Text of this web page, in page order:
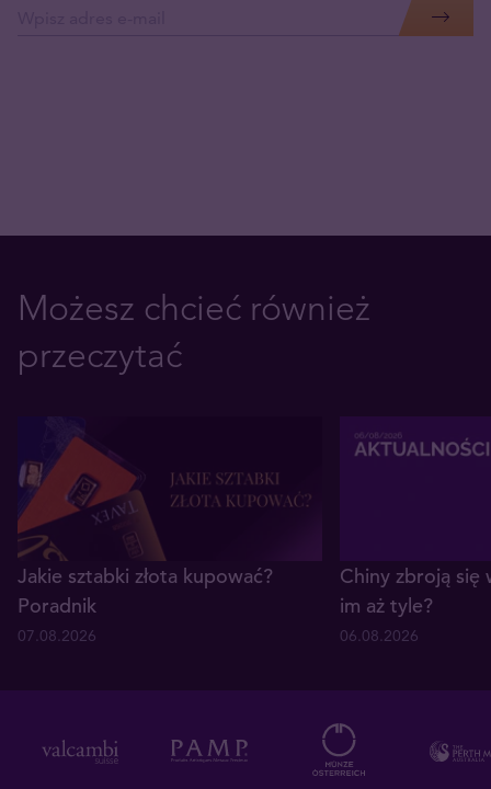
Możesz chcieć również
przeczytać
Jakie sztabki złota kupować?
Poradnik
07.08.2026
Chiny zbroją się
im aż tyle?
06.08.2026